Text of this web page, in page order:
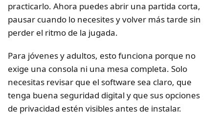
practicarlo. Ahora puedes abrir una partida corta,
pausar cuando lo necesites y volver más tarde sin
perder el ritmo de la jugada.
Para jóvenes y adultos, esto funciona porque no
exige una consola ni una mesa completa. Solo
necesitas revisar que el software sea claro, que
tenga buena seguridad digital y que sus opciones
de privacidad estén visibles antes de instalar.